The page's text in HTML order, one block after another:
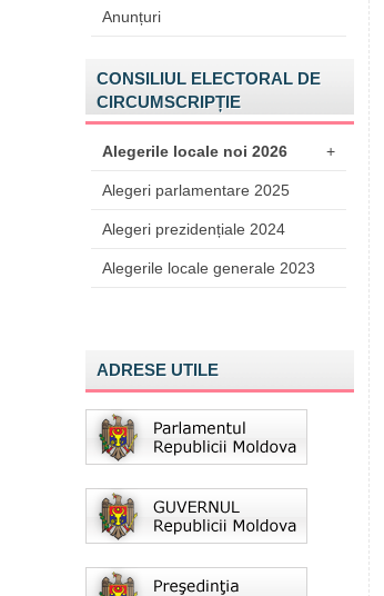
Anunțuri
CONSILIUL ELECTORAL DE
CIRCUMSCRIPȚIE
Alegerile locale noi 2026 +
Alegeri parlamentare 2025
Alegeri prezidențiale 2024
Alegerile locale generale 2023
ADRESE UTILE